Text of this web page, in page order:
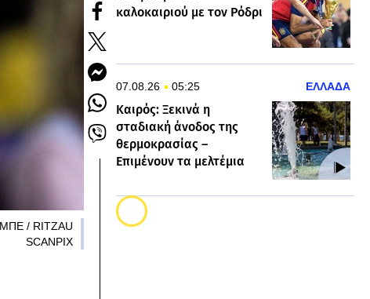
ΜΠΕ / RITZAU
SCANPIX
καλοκαιριού με τον Ρόδρι
07.08.26 05:25 ΕΛΛΑΔΑ
Καιρός: Ξεκινά η
σταδιακή άνοδος της
θερμοκρασίας –
Επιμένουν τα μελτέμια